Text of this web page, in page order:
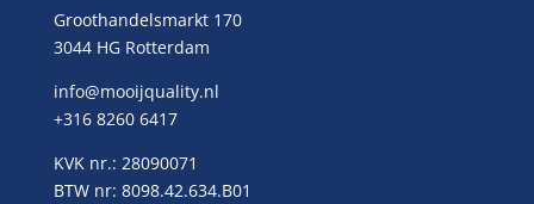
Groothandelsmarkt 170
3044 HG Rotterdam
info@mooijquality.nl
+316 8260 6417
KVK nr.: 28090071
BTW nr: 8098.42.634.B01